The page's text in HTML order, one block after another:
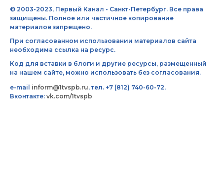
© 2003-2023, Первый Канал - Санкт-Петербург. Все права
защищены. Полное или частичное копирование
материалов запрещено.
При согласованном использовании материалов сайта
необходима ссылка на ресурс.
Код для вставки в блоги и другие ресурсы, размещенный
на нашем сайте, можно использовать без согласования.
e-mail inform@1tvspb.ru, тел. +7 (812) 740-60-72,
Вконтакте: vk.com/1tvspb